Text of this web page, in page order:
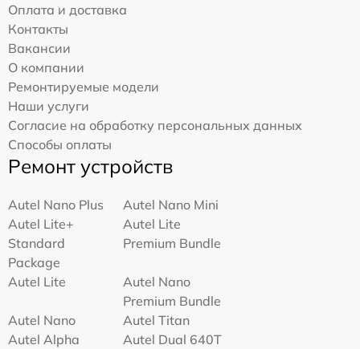
Оплата и доставка
Контакты
Вакансии
О компании
Ремонтируемые модели
Наши услуги
Согласие на обработку персональных данных
Способы оплаты
Ремонт устройств
Autel Nano Plus
Autel Nano Mini
Autel Lite+
Standard
Package
Autel Lite
Premium Bundle
Autel Lite
Autel Nano
Premium Bundle
Autel Nano
Autel Titan
Autel Alpha
Autel Dual 640T